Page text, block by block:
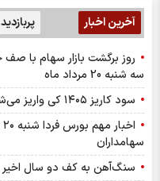
آخرین اخبار پربازدید
روز برگشت بازار سهام با
سه شنبه 20 مرداد ماه
سود کاریز ۱۴۰۵ کی واریز می‌شود و چقدر است؟
سهامداران
سنگ‌آهن به کف دو سال اخیر